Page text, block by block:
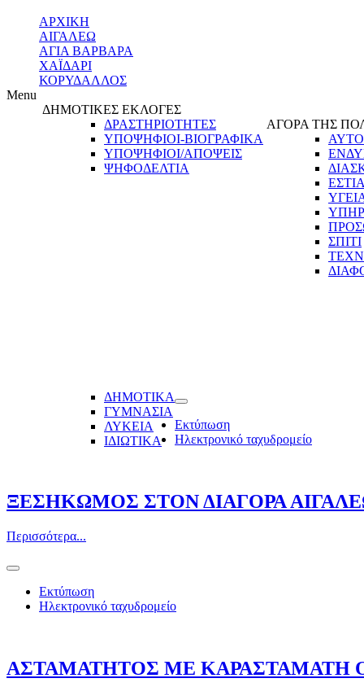
ΑΡΧΙΚΗ
ΑΙΓΑΛΕΩ
ΑΓΙΑ ΒΑΡΒΑΡΑ
ΧΑΪΔΑΡΙ
ΚΟΡΥΔΑΛΛΟΣ
Menu
ΔΗΜΟΤΙΚΕΣ ΕΚΛΟΓΕΣ
ΔΡΑΣΤΗΡΙΟΤΗΤΕΣ
ΥΠΟΨΗΦΙΟΙ-ΒΙΟΓΡΑΦΙΚΑ
ΥΠΟΨΗΦΙΟΙ/ΑΠΟΨΕΙΣ
ΨΗΦΟΔΕΛΤΙΑ
ΑΓΟΡΑ ΤΗΣ
ΣΠΙΤΙ
ΔΗΜΟΤΙΚΑ
ΓΥΜΝΑΣΙΑ
ΛΥΚΕΙΑ
ΙΔΙΩΤΙΚΑ
Εκτύπωση
Ηλεκτρονικό ταχυδρομείο
ΞΕΣΗΚΩΜΟΣ ΣΤΟΝ ΔΙΑΓΟΡΑ
Περισσότερα...
Εκτύπωση
Ηλεκτρονικό ταχυδρομείο
ΑΣΤΑΜΑΤΗΤΟΣ ΜΕ ΚΑΡΑΣΤΑΜΑΤΗ Ο